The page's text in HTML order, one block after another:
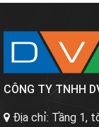
CÔNG TY TNHH
Địa chỉ: Tầng 1,